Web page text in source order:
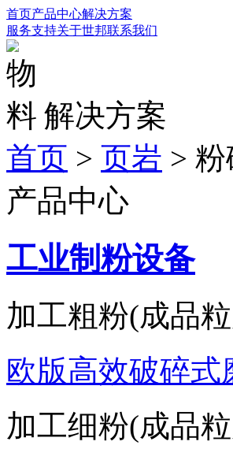
首页产品中心解决方案
服务支持关于世邦联系我们
解决方案
首页 > 页岩 > 粉
产品中心
工业制粉设备
加工粗粉(成品
欧版高效破碎式
加工细粉(成品